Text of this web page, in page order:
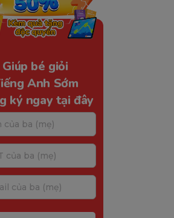
Giúp bé giỏi
Anh Sớm
ký ngay tại đây